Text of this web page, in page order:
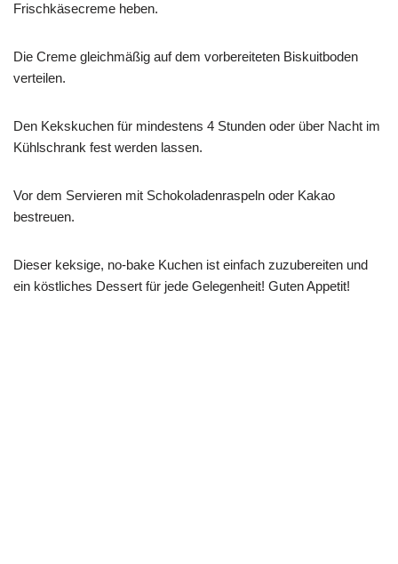
Frischkäsecreme heben.
Die Creme gleichmäßig auf dem vorbereiteten Biskuitboden
verteilen.
Den Kekskuchen für mindestens 4 Stunden oder über Nacht im
Kühlschrank fest werden lassen.
Vor dem Servieren mit Schokoladenraspeln oder Kakao
bestreuen.
Dieser keksige, no-bake Kuchen ist einfach zuzubereiten und
ein köstliches Dessert für jede Gelegenheit! Guten Appetit!